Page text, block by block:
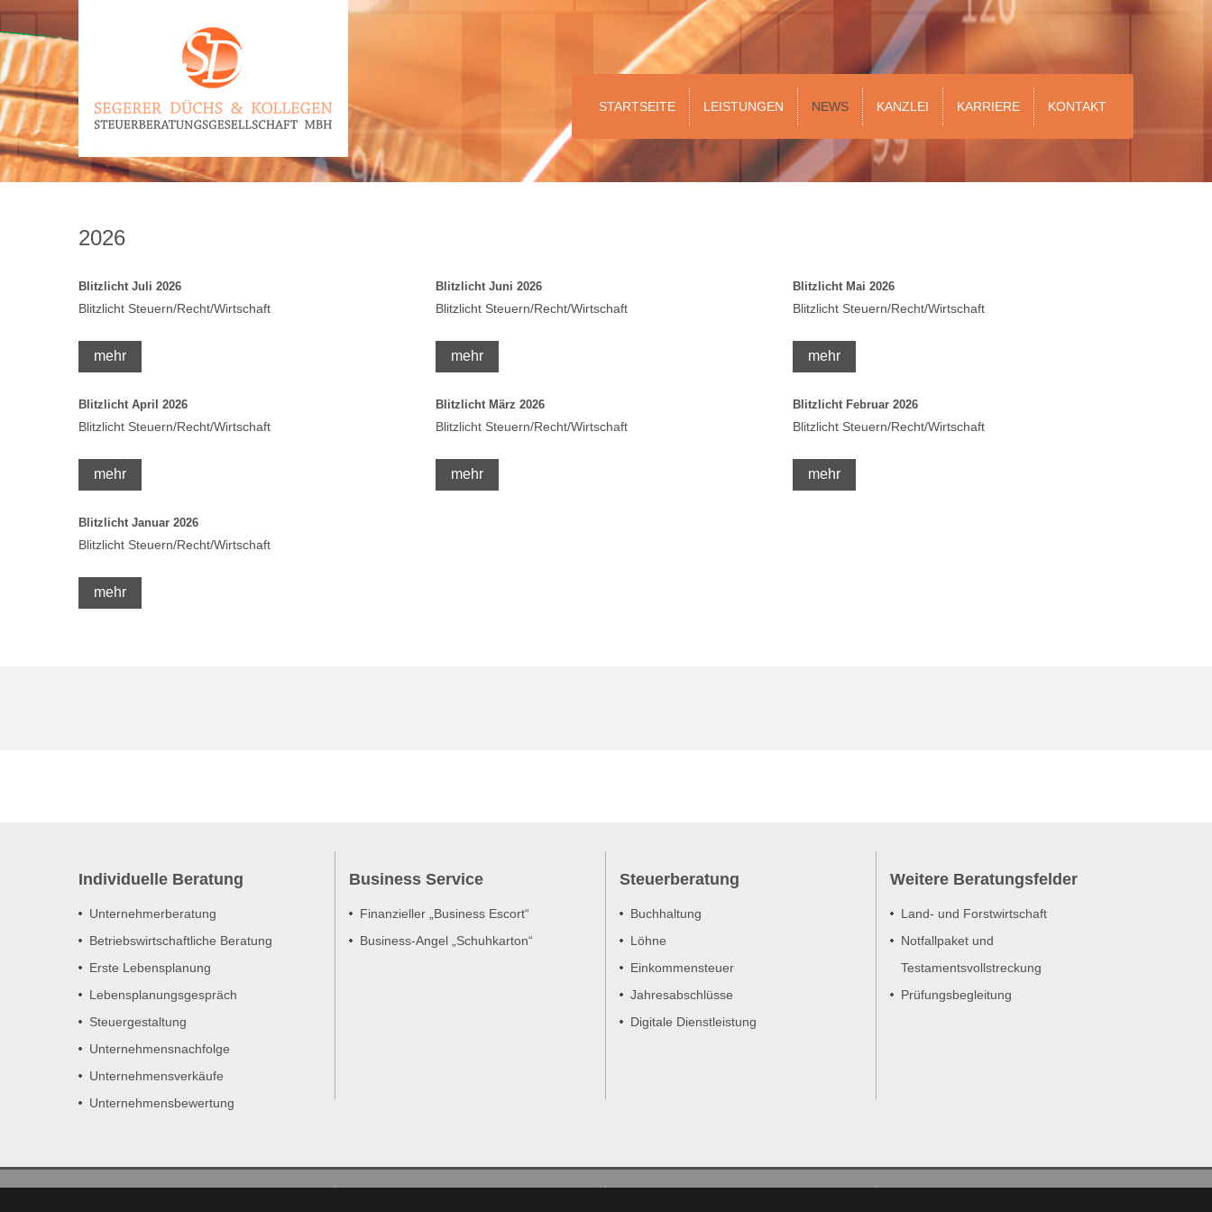
STARTSEITE LEISTUNGEN NEWS KANZLEI KARRIERE KONTAKT
2026
Blitzlicht Juli 2026
Blitzlicht Steuern/Recht/Wirtschaft
mehr
Blitzlicht Juni 2026
Blitzlicht Steuern/Recht/Wirtschaft
mehr
Blitzlicht Mai 2026
Blitzlicht Steuern/Recht/Wirtschaft
mehr
Blitzlicht April 2026
Blitzlicht Steuern/Recht/Wirtschaft
mehr
Blitzlicht März 2026
Blitzlicht Steuern/Recht/Wirtschaft
mehr
Blitzlicht Februar 2026
Blitzlicht Steuern/Recht/Wirtschaft
mehr
Blitzlicht Januar 2026
Blitzlicht Steuern/Recht/Wirtschaft
mehr
Individuelle Beratung
Unternehmerberatung
Betriebswirtschaftliche Beratung
Erste Lebensplanung
Lebensplanungsgespräch
Steuergestaltung
Unternehmensnachfolge
Unternehmensverkäufe
Unternehmensbewertung
Business Service
Finanzieller „Business Escort“
Business-Angel „Schuhkarton“
Steuerberatung
Buchhaltung
Löhne
Einkommensteuer
Jahresabschlüsse
Digitale Dienstleistung
Weitere Beratungsfelder
Land- und Forstwirtschaft
Notfallpaket und
Testamentsvollstreckung
Prüfungsbegleitung